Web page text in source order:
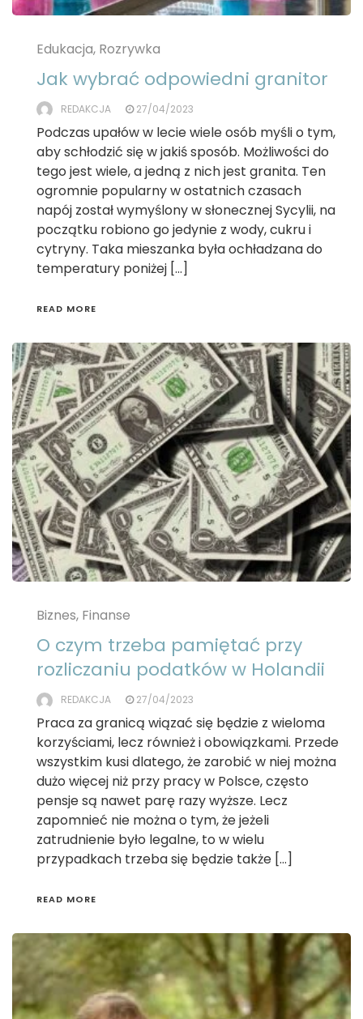
Edukacja, Rozrywka
Jak wybrać odpowiedni granitor
REDAKCJA 27/04/2023
Podczas upałów w lecie wiele osób myśli o tym,
aby schłodzić się w jakiś sposób. Możliwości do
tego jest wiele, a jedną z nich jest granita. Ten
ogromnie popularny w ostatnich czasach
napój został wymyślony w słonecznej Sycylii, na
początku robiono go jedynie z wody, cukru i
cytryny. Taka mieszanka była ochładzana do
temperatury poniżej […]
READ MORE
Biznes, Finanse
O czym trzeba pamiętać przy
rozliczaniu podatków w Holandii
REDAKCJA 27/04/2023
Praca za granicą wiązać się będzie z wieloma
korzyściami, lecz również i obowiązkami. Przede
wszystkim kusi dlatego, że zarobić w niej można
dużo więcej niż przy pracy w Polsce, często
pensje są nawet parę razy wyższe. Lecz
zapomnieć nie można o tym, że jeżeli
zatrudnienie było legalne, to w wielu
przypadkach trzeba się będzie także […]
READ MORE